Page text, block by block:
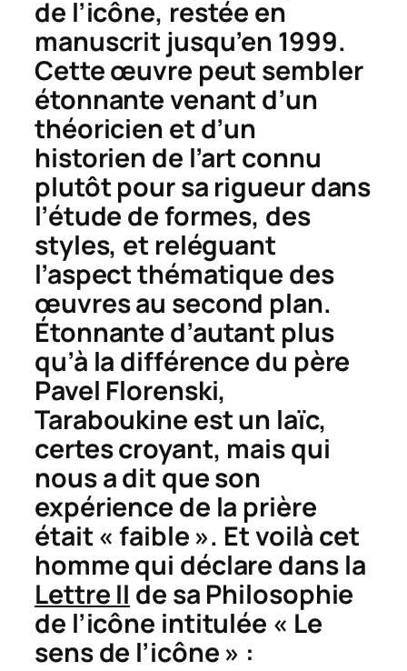
de l’icône, restée en
manuscrit jusqu’en 1999.
Cette œuvre peut sembler
étonnante venant d’un
théoricien et d’un
historien de l’art connu
plutôt pour sa rigueur dans
l’étude de formes, des
styles, et reléguant
l’aspect thématique des
œuvres au second plan.
Étonnante d’autant plus
qu’à la différence du père
Pavel Florenski,
Taraboukine est un laïc,
certes croyant, mais qui
nous a dit que son
expérience de la prière
était « faible ». Et voilà cet
homme qui déclare dans la
Lettre II de sa Philosophie
de l’icône intitulée « Le
sens de l’icône » :